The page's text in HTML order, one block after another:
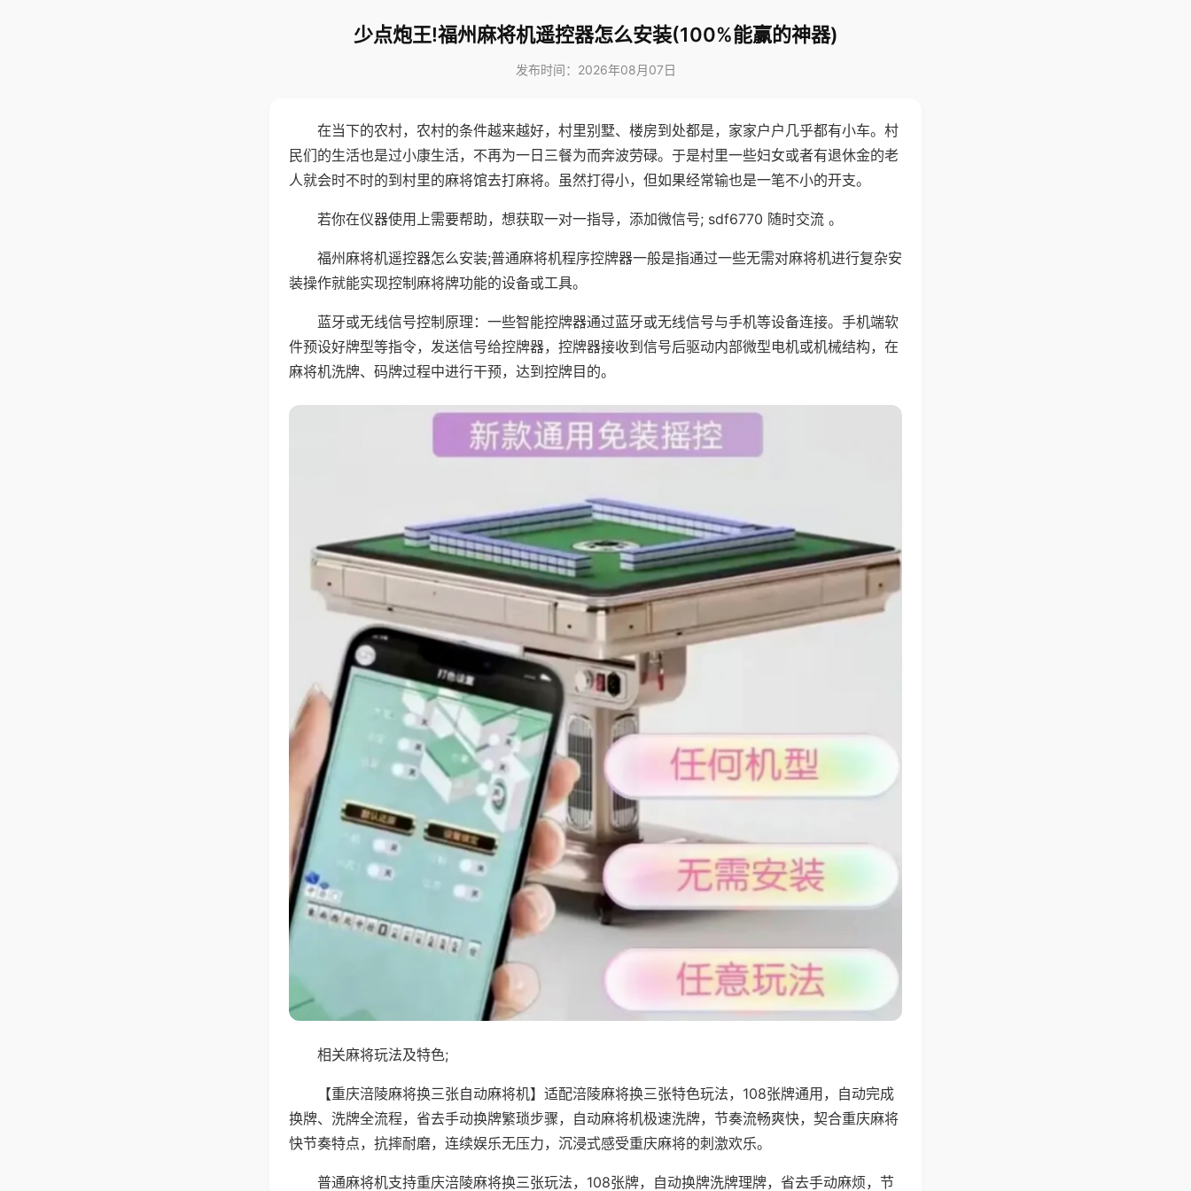
少点炮王!福州麻将机遥控器怎么安装(100%能赢的神器)
发布时间：2026年08月07日
在当下的农村，农村的条件越来越好，村里别墅、楼房到处都是，家家户户几乎都有小车。村
民们的生活也是过小康生活，不再为一日三餐为而奔波劳碌。于是村里一些妇女或者有退休金的老
人就会时不时的到村里的麻将馆去打麻将。虽然打得小，但如果经常输也是一笔不小的开支。
若你在仪器使用上需要帮助，想获取一对一指导，添加微信号; sdf6770 随时交流 。
福州麻将机遥控器怎么安装;普通麻将机程序控牌器一般是指通过一些无需对麻将机进行复杂安
装操作就能实现控制麻将牌功能的设备或工具。
蓝牙或无线信号控制原理：一些智能控牌器通过蓝牙或无线信号与手机等设备连接。手机端软
件预设好牌型等指令，发送信号给控牌器，控牌器接收到信号后驱动内部微型电机或机械结构，在
麻将机洗牌、码牌过程中进行干预，达到控牌目的。
相关麻将玩法及特色;
【重庆涪陵麻将换三张自动麻将机】适配涪陵麻将换三张特色玩法，108张牌通用，自动完成
换牌、洗牌全流程，省去手动换牌繁琐步骤，自动麻将机极速洗牌，节奏流畅爽快，契合重庆麻将
快节奏特点，抗摔耐磨，连续娱乐无压力，沉浸式感受重庆麻将的刺激欢乐。
普通麻将机支持重庆涪陵麻将换三张玩法，108张牌，自动换牌洗牌理牌，省去手动麻烦，节